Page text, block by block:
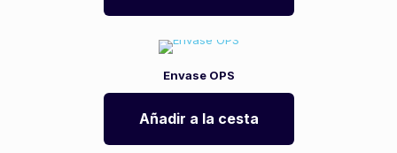
Envase OPS
Añadir a la cesta